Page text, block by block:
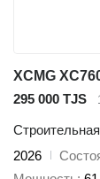
XCMG
295 000 TJS
2026